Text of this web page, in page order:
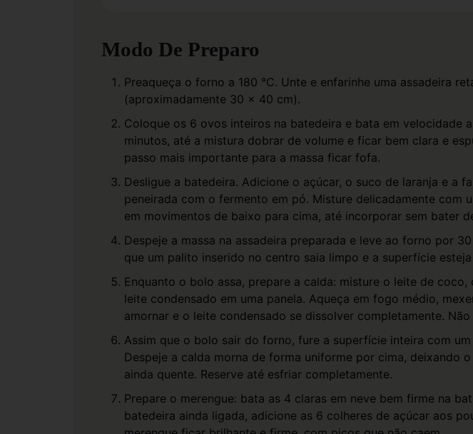
Modo De Preparo
Preaqueça o forno a 180 °C. Unte e enfarinhe uma assadeira
(aproximadamente 30 x 40 cm).
Coloque os 6 ovos inteiros na batedeira e bata em velocidade
minutos, até a mistura dobrar de volume e ficar bem clara e
passo mais importante para a massa ficar fofa.
Desligue a batedeira. Adicione o açúcar, o suco de laranja e a
peneirada com o fermento em pó. Misture delicadamente com
em movimentos de baixo para cima, até incorporar sem bater
Despeje a massa na assadeira preparada e leve ao forno por
que um palito inserido no centro saia limpo e a superfície
Enquanto o bolo assa, prepare a calda: misture o leite de
leite condensado em uma panela. Aqueça em fogo médio,
amornar e o leite condensado se dissolver completamente.
Assim que o bolo sair do forno, fure a superfície inteira com
Despeje a calda morna de forma uniforme por cima, deixando
ainda quente. Reserve até esfriar completamente.
Prepare o merengue: bata as 4 claras em neve bem firme na
batedeira ainda ligada, adicione as 6 colheres de açúcar aos